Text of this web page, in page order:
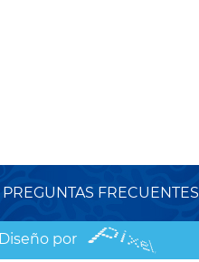
PREGUNTAS FRECUENTES
Diseño por